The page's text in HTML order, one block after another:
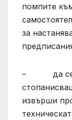
помпите
за
– да се
извърши